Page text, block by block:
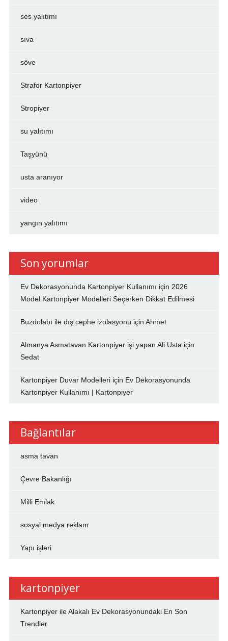
ses yalıtımı
sıva
söve
Strafor Kartonpiyer
Stropiyer
su yalıtımı
Taşyünü
usta aranıyor
video
yangın yalıtımı
Son yorumlar
Ev Dekorasyonunda Kartonpiyer Kullanımı için 2026
Model Kartonpiyer Modelleri Seçerken Dikkat Edilmesi
Buzdolabı ile dış cephe izolasyonu için Ahmet
Almanya Asmatavan Kartonpiyer işi yapan Ali Usta için
Sedat
Kartonpiyer Duvar Modelleriiçin Ev Dekorasyonunda
Kartonpiyer Kullanımı | Kartonpiyer
Bağlantılar
asma tavan
Çevre Bakanlığı
Milli Emlak
sosyal medya reklam
Yapı işleri
kartonpiyer
Kartonpiyer ile Alakalı Ev Dekorasyonundaki En Son
Trendler